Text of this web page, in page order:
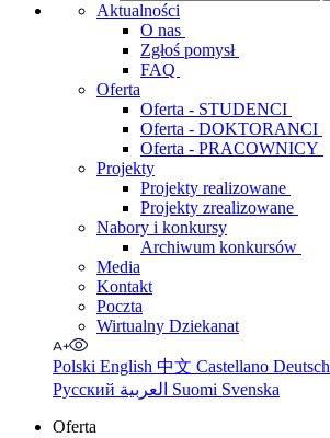
Aktualności
O nas
Zgłoś pomysł
FAQ
Oferta
Oferta - STUDENCI
Oferta - DOKTORANCI
Oferta - PRACOWNICY
Projekty
Projekty realizowane
Projekty zrealizowane
Nabory i konkursy
Archiwum konkursów
Media
Kontakt
Poczta
Wirtualny Dziekanat
Polski English 中文 Castellano Deutsch
Русский
Suomi Svenska
Oferta